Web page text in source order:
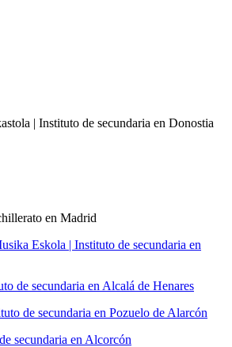
| Instituto de secundaria en Donostia
en Madrid
Eskola | Instituto de secundaria en
de secundaria en Alcalá de Henares
de secundaria en Pozuelo de Alarcón
secundaria en Alcorcón